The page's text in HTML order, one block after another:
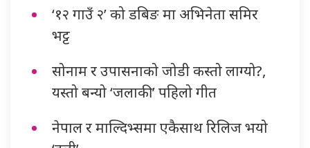
‘१२ गाउँ २’ को डबिङ मा अभिनेता समिर
भट्ट
सोनाम र उपासनाको जोडी कस्तो लाग्यो?,
यस्तो बन्यो ‘जलाकी’ पहिलो गीत
नेपाल र माल्दिभ्समा एकैसाथ रिलिज भयो